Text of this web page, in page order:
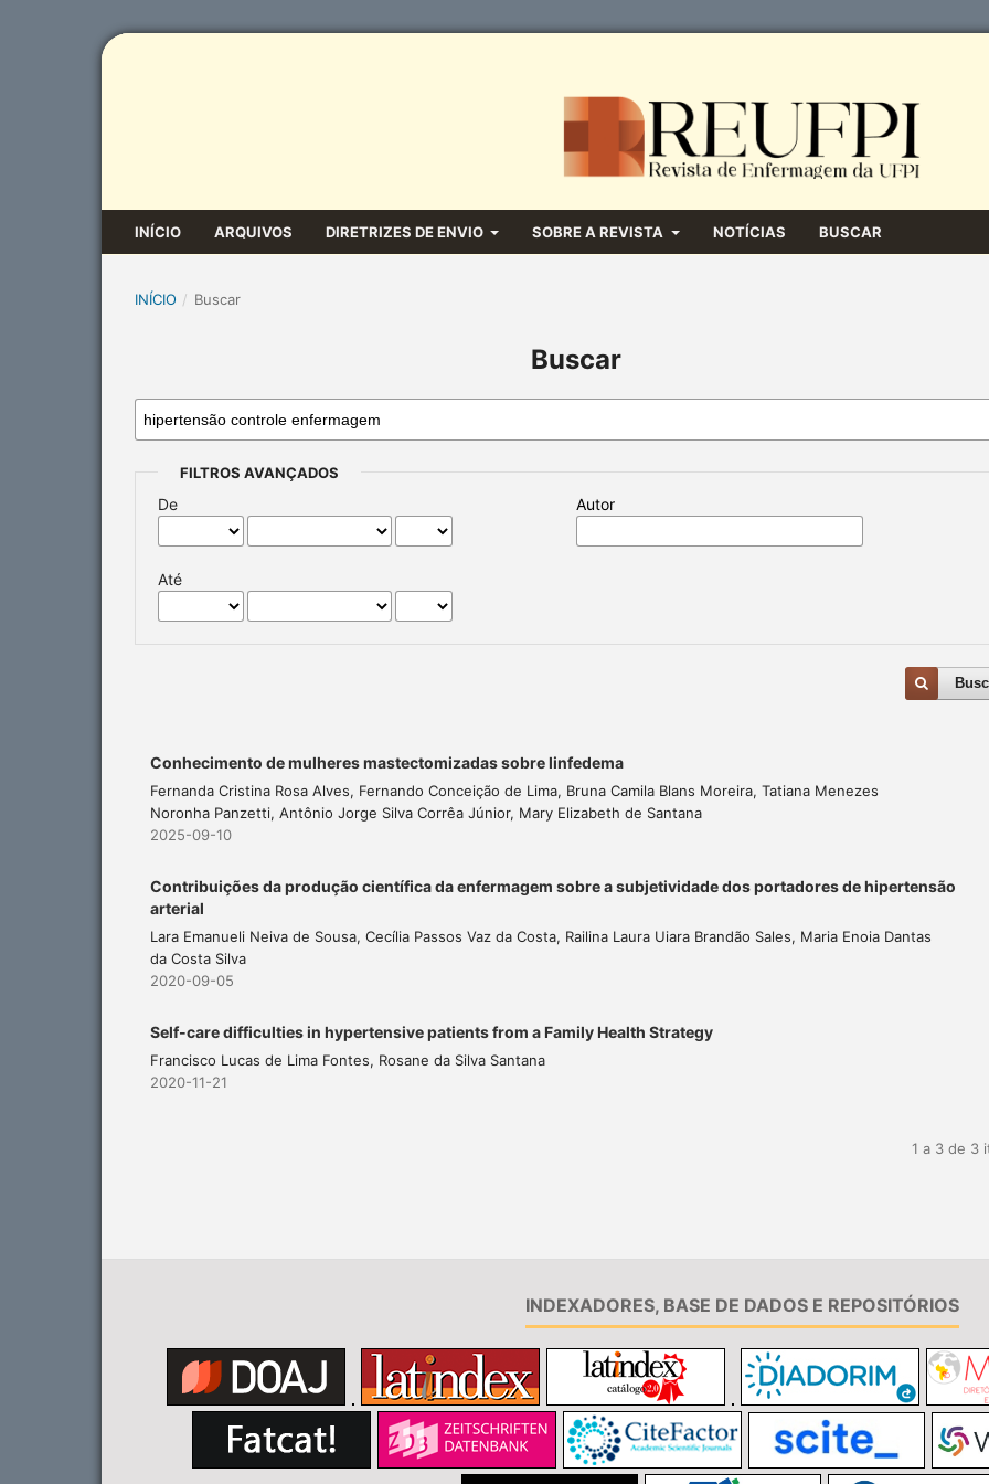
INÍCIO ARQUIVOS DIRETRIZES DE ENVIO SOBRE A REVISTA NOTÍCIAS BUSCAR
INÍCIO / Buscar
Buscar
FILTROS AVANÇADOS
De
Até
Autor
Conhecimento de mulheres mastectomizadas sobre linfedema
Fernanda Cristina Rosa Alves, Fernando Conceição de Lima, Bruna Camila Blans Moreira, Tatiana Menezes
Noronha Panzetti, Antônio Jorge Silva Corrêa Júnior, Mary Elizabeth de Santana
2025-09-10
Contribuições da produção científica da enfermagem sobre a subjetividade dos portadores de hipertensão
arterial
Lara Emanueli Neiva de Sousa, Cecília Passos Vaz da Costa, Railina Laura Uiara Brandão Sales, Maria Enoia Dantas
da Costa Silva
2020-09-05
Self-care difficulties in hypertensive patients from a Family Health Strategy
Francisco Lucas de Lima Fontes, Rosane da Silva Santana
2020-11-21
1 a 3 de 3
INDEXADORES, BASE DE DADOS E REPOSITÓRIOS